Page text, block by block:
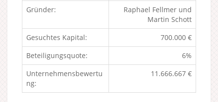
Gründer:
Raphael Fellmer und
Martin Schott
Gesuchtes Kapital:
700.000 €
Beteiligungsquote:
6%
Unternehmensbewertu
ng:
11.666.667 €